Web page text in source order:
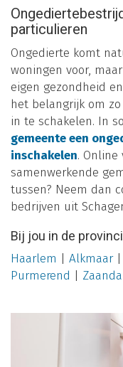
particulieren
Ongedierte komt
woningen voor,
eigen gezondheid
het belangrijk om
in te schakelen. In
gemeente een
inschakelen. Online
samenwerkende
tussen? Neem dan
bedrijven uit
Bij jou in de
Haarlem Alkmaar|
Purmerend